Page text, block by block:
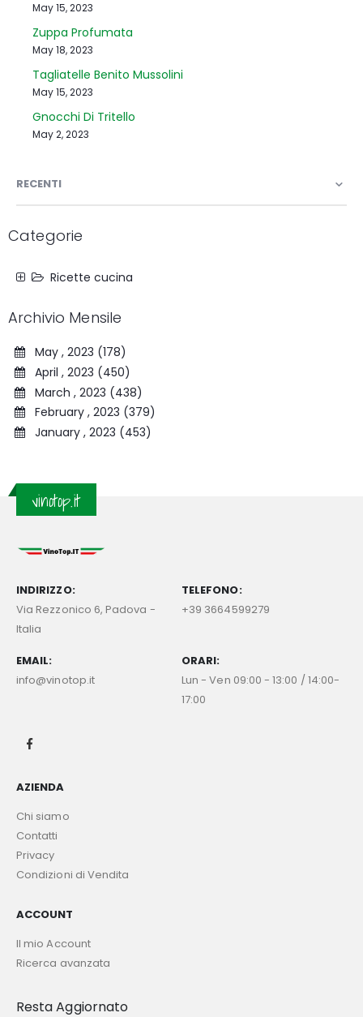
May 15, 2023
Zuppa Profumata
May 18, 2023
Tagliatelle Benito Mussolini
May 15, 2023
Gnocchi Di Tritello
May 2, 2023
RECENTI
Categorie
Ricette cucina
Archivio Mensile
May , 2023 (178)
April , 2023 (450)
March , 2023 (438)
February , 2023 (379)
January , 2023 (453)
vinotop.it
INDIRIZZO:
Via Rezzonico 6, Padova -
Italia
TELEFONO:
+39 3664599279
EMAIL:
info@vinotop.it
ORARI:
Lun - Ven 09:00 - 13:00 / 14:00-
17:00
AZIENDA
Chi siamo
Contatti
Privacy
Condizioni di Vendita
ACCOUNT
Il mio Account
Ricerca avanzata
Resta Aggiornato